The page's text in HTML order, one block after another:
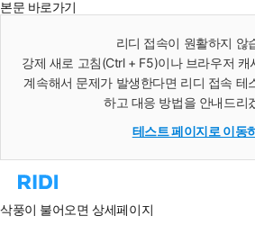
본문 바로가기
리디 접속이 원활하지 않
강제 새로 고침(Ctrl + F5)이나 브라우저 캐
계속해서 문제가 발생한다면 리디 접속 테
하고 대응 방법을 안내드리
테스트 페이지로 이동
리
홈
삭풍이 불어오면 상세페이지